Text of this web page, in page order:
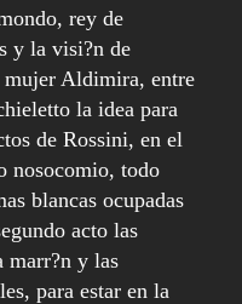
rey de
y la visi?n de
mujer Aldimira, entre
la idea para
de Rossini, en el
nosocomio, todo
blancas ocupadas
acto las
marr?n y las
para estar en la